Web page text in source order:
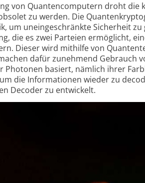
von Quanten­computern droht die
zu werden. Die
um uneinge­schränkte Sicherheit
die es zwei Parteien ermöglicht,
Dieser wird mithilfe von
dafür zunehmend Gebrauch
Photonen basiert, nämlich ihrer
die Informationen wieder zu
Decoder zu entwickelt.